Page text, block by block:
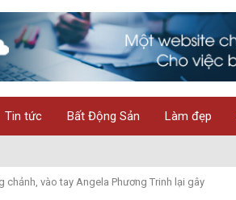
Tin tức Bất Động Sản Làm đẹp
chảnh, vào tay Angela Phương Trinh lại gây